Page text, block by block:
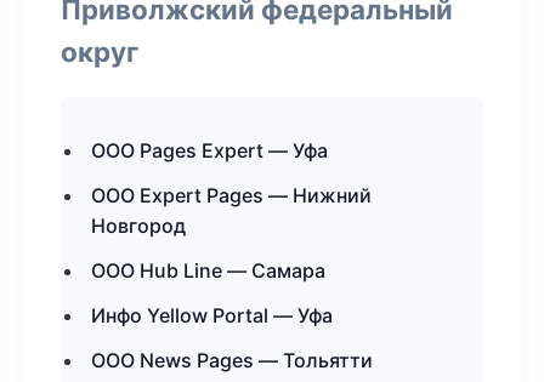
Приволжский федеральный
округ
ООО Pages Expert — Уфа
ООО Expert Pages — Нижний
Новгород
ООО Hub Line — Самара
Инфо Yellow Portal — Уфа
ООО News Pages — Тольятти